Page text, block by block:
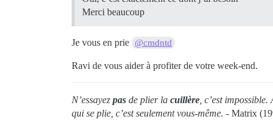
Merci beaucoup
Je vous en prie @cmdntd
Ravi de vous aider à profiter de votre week-end.
N’essayez pas de plier la cuillère , c’est
qui se plie, c’est seulement vous-même. - Matrix